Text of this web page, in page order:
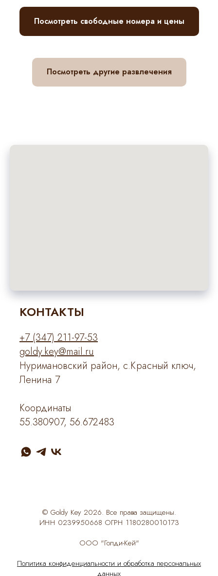
Посмотреть свободные номера и цены
Посмотреть другие развлечения
КОНТАКТЫ
+7 (347) 211-97-53
goldy.key@mail.ru
Нуримановский район, с.Красный ключ,
Ленина 7
Координаты
55.380907, 56.672483
© Goldy Key 2026. Все права защищены.
ИНН 0239950668 ОГРН 1180280010173
ООО "Голди-Кей"
Политика конфиденциальности и обработка персональных
данных